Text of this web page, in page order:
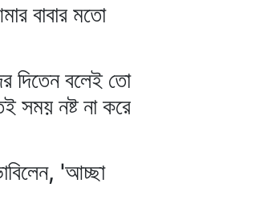
বাবার মতো
দিতেন বলেই তো
সময় নষ্ট না করে
'আচ্ছা